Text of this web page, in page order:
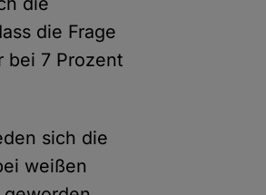
die Frage
bei 7 Prozent
sich die
weißen